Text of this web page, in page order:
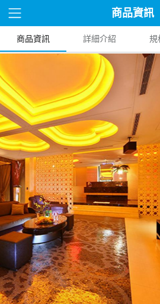
商品資訊
商品資訊 詳細介紹 規